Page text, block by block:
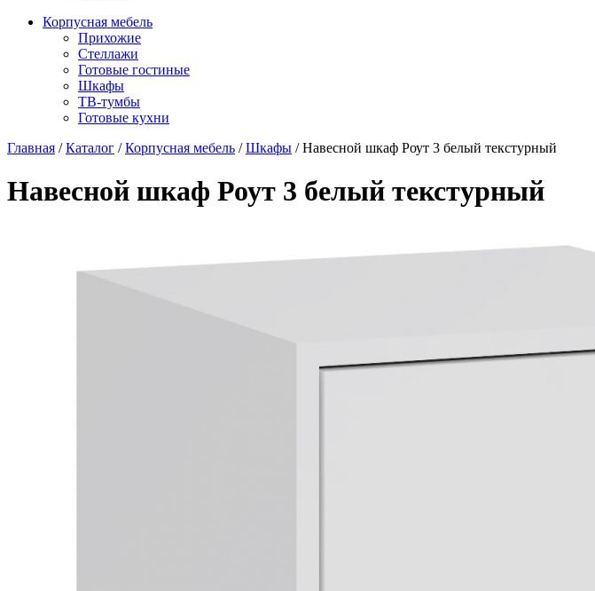
Корпусная мебель
Прихожие
Стеллажи
Готовые гостиные
Шкафы
ТВ-тумбы
Готовые кухни
Главная /Каталог /Корпусная мебель /Шкафы /Навесной шкаф Роут 3 белый текстурный
Навесной шкаф Роут 3 белый текстурный